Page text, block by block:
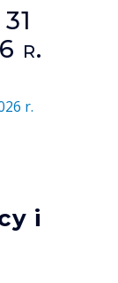
r.
i